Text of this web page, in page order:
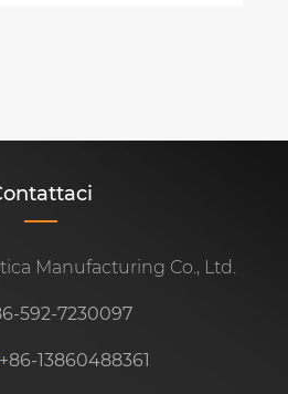
Manufacturing Co., Ltd.
592-7230097
+86-13860488361